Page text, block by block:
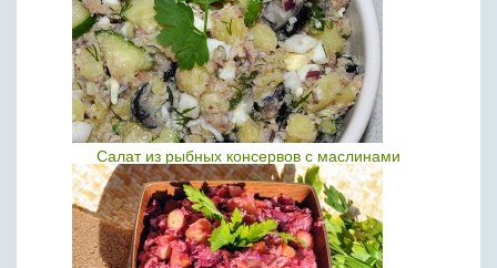
Салат из рыбных консервов с маслинами